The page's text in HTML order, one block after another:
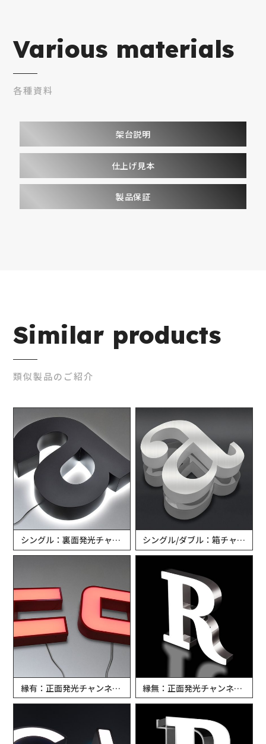
Various materials
各種資料
架台説明
仕上げ見本
製品保証
Similar products
類似製品のご紹介
シングル：裏面発光チャンネル文字 シングル/ダブル：箱チャンネル文字
縁有：正面発光チャンネル文字 縁無：正面発光チャンネル文字